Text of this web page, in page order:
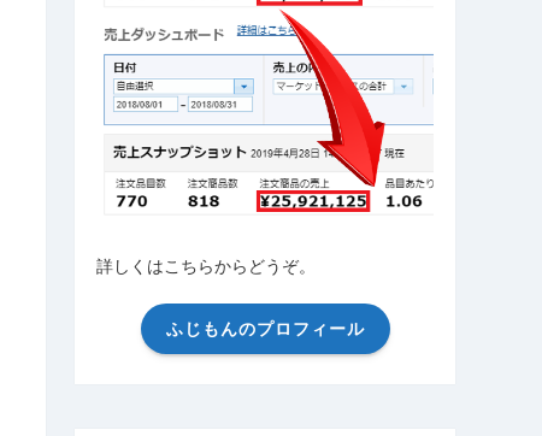
詳しくはこちらからどうぞ。
ふじもんのプロフィール